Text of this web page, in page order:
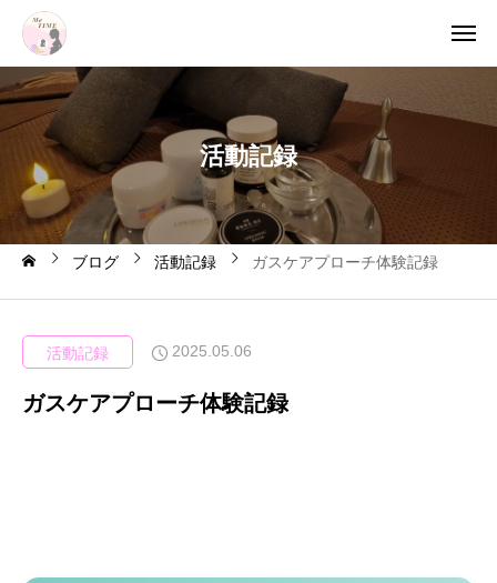
活動記録
ブログ 活動記録 ガスケアプローチ体験記録
活動記録 2025.05.06
ガスケアプローチ体験記録